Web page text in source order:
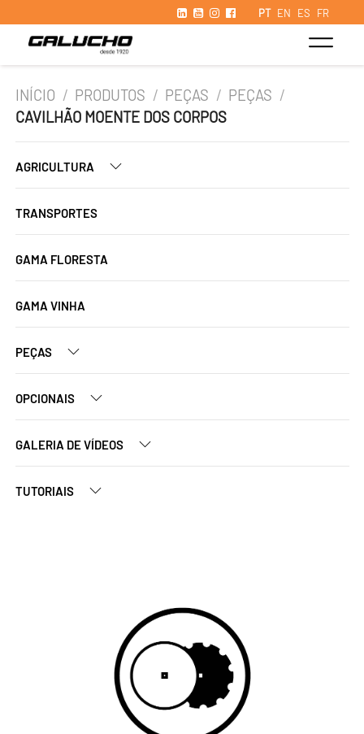
PT EN ES FR
INÍCIO / PRODUTOS / PEÇAS / PEÇAS /
CAVILHÃO MOENTE DOS CORPOS
AGRICULTURA
TRANSPORTES
GAMA FLORESTA
GAMA VINHA
PEÇAS
OPCIONAIS
GALERIA DE VÍDEOS
TUTORIAIS